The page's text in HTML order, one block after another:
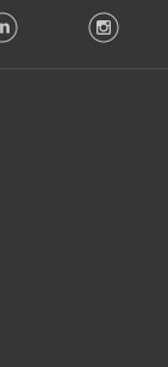
LinkedIn